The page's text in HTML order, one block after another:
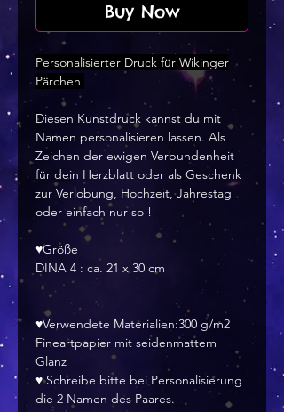
Buy Now
Personalisierter Druck für Wikinger
Pärchen
Diesen Kunstdruck kannst du mit
Namen personalisieren lassen. Als
Zeichen der ewigen Verbundenheit
für dein Herzblatt oder als Geschenk
zur Verlobung, Hochzeit, Jahrestag
oder einfach nur so !
♥Größe
DINA 4 : ca. 21 x 30 cm
♥Verwendete Materialien:300 g/m2
Fineartpapier mit seidenmattem
Glanz
♥ Schreibe bitte bei Personalisierung
die 2 Namen des Paares.